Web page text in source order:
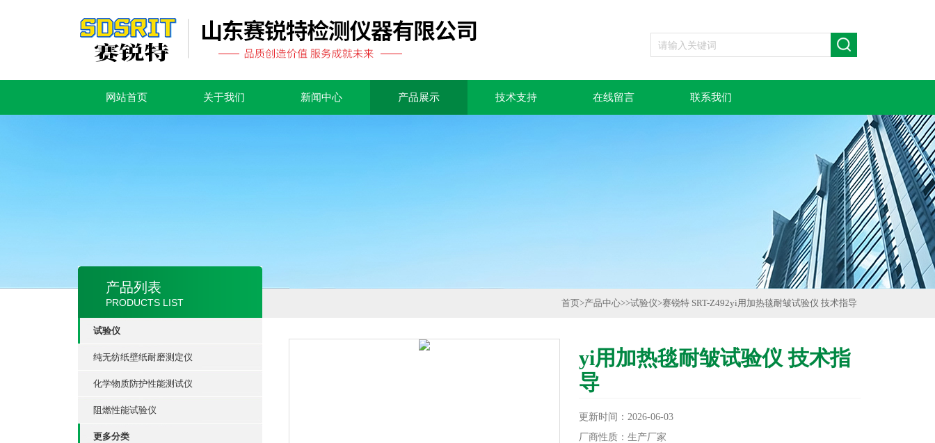
网站首页 关于我们 新闻中心 产品展示 技术支持 在线留言 联系我们
产品列表
PRODUCTS LIST
试验仪
纯无纺纸壁纸耐磨测定仪
化学物质防护性能测试仪
阻燃性能试验仪
更多分类
首页>产品中心>>试验仪>赛锐特 SRT-Z492yi用加热毯耐皱试验仪 技术指导
yi用加热毯耐皱试验仪 技术指
导
更新时间：2026-06-03
厂商性质：生产厂家